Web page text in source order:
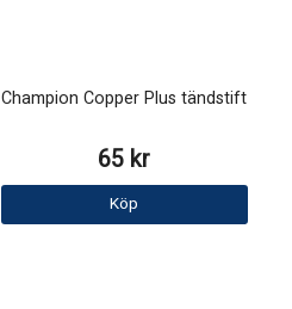
Champion Copper Plus tändstift
65 kr
Köp